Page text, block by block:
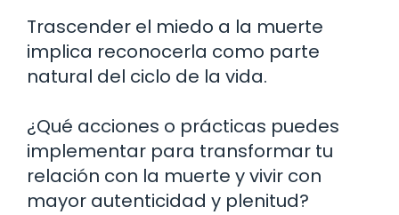
Trascender el miedo a la muerte
implica reconocerla como parte
natural del ciclo de la vida.
¿Qué acciones o prácticas puedes
implementar para transformar tu
relación con la muerte y vivir con
mayor autenticidad y plenitud?